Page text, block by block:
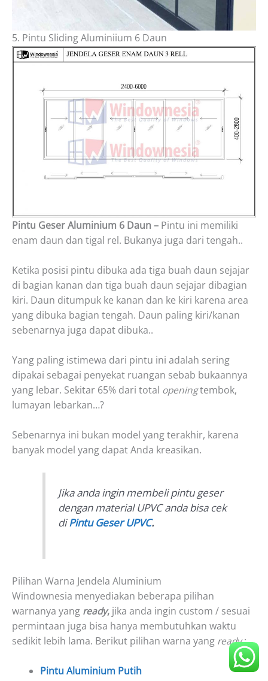
5. Pintu Sliding Aluminiium 6 Daun
Pintu Geser Aluminium 6 Daun – Pintu ini memiliki
enam daun dan tigal rel. Bukanya juga dari tengah..
Ketika posisi pintu dibuka ada tiga buah daun sejajar
di bagian kanan dan tiga buah daun sejajar dibagian
kiri. Daun ditumpuk ke kanan dan ke kiri karena area
yang dibuka bagian tengah. Daun paling kiri/kanan
sebenarnya juga dapat dibuka..
Yang paling istimewa dari pintu ini adalah sering
dipakai sebagai penyekat ruangan sebab bukaannya
yang lebar. Sekitar 65% dari total openingtembok,
lumayan lebarkan…?
Sebenarnya ini bukan model yang terakhir, karena
banyak model yang dapat Anda kreasikan.
Jika anda ingin membeli pintu geser
dengan material UPVC anda bisa cek
diPintu Geser UPVC.
Pilihan Warna Jendela Aluminium
Windownesia menyediakan beberapa pilihan
warnanya yang ready, jika anda ingin custom / sesuai
permintaan juga bisa hanya membutuhkan waktu
sedikit lebih lama. Berikut pilihan warna yang ready:
Pintu Aluminium Putih